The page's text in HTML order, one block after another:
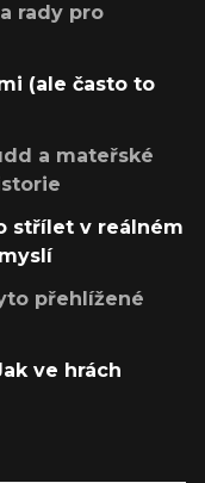
rady pro
(ale často to
a mateřské
střílet v reálném
přehlížené
ve hrách